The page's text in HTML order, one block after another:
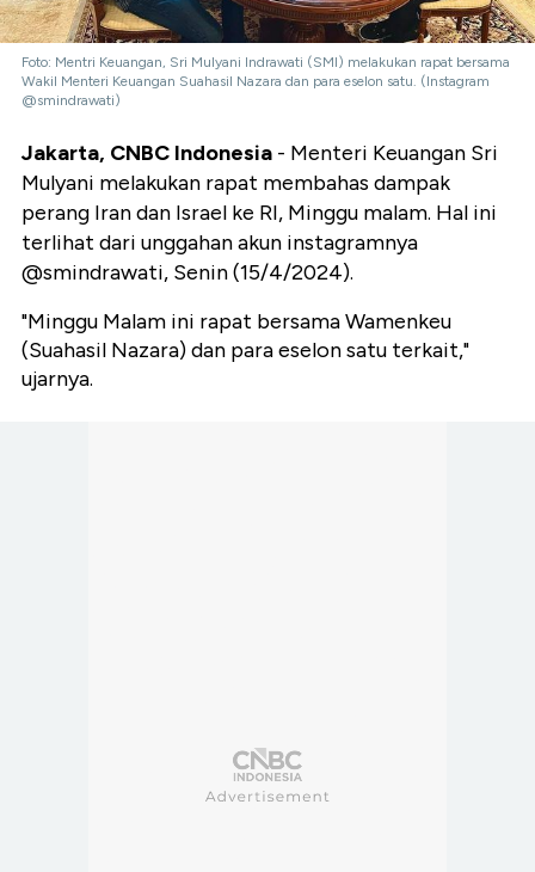
Foto: Mentri Keuangan, Sri Mulyani Indrawati (SMI) melakukan rapat bersama
Wakil Menteri Keuangan Suahasil Nazara dan para eselon satu. (Instagram
@smindrawati)
Jakarta, CNBC Indonesia - Menteri Keuangan Sri
Mulyani melakukan rapat membahas dampak
perang Iran dan Israel ke RI, Minggu malam. Hal ini
terlihat dari unggahan akun instagramnya
@smindrawati, Senin (15/4/2024).
"Minggu Malam ini rapat bersama Wamenkeu
(Suahasil Nazara) dan para eselon satu terkait,"
ujarnya.